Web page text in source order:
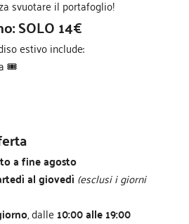
svuotare il portafoglio!
SOLO 14€
estivo include:
🎟️
a fine agosto
al giovedì (esclusi i giorni
, dalle 10:00 alle 19:00